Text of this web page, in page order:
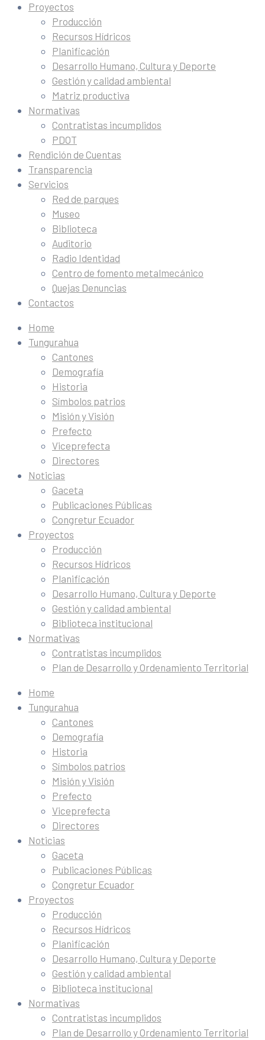
Proyectos
Producción
Recursos Hídricos
Planificación
Desarrollo Humano, Cultura y Deporte
Gestión y calidad ambiental
Matriz productiva
Normativas
Contratistas incumplidos
PDOT
Rendición de Cuentas
Transparencia
Servicios
Red de parques
Museo
Biblioteca
Auditorio
Radio Identidad
Centro de fomento metalmecánico
Quejas Denuncias
Contactos
Home
Tungurahua
Cantones
Demografía
Historia
Símbolos patrios
Misión y Visión
Prefecto
Viceprefecta
Directores
Noticias
Gaceta
Publicaciones Públicas
Congretur Ecuador
Proyectos
Producción
Recursos Hídricos
Planificación
Desarrollo Humano, Cultura y Deporte
Gestión y calidad ambiental
Biblioteca institucional
Normativas
Contratistas incumplidos
Plan de Desarrollo y Ordenamiento Territorial
Home
Tungurahua
Cantones
Demografía
Historia
Símbolos patrios
Misión y Visión
Prefecto
Viceprefecta
Directores
Noticias
Gaceta
Publicaciones Públicas
Congretur Ecuador
Proyectos
Producción
Recursos Hídricos
Planificación
Desarrollo Humano, Cultura y Deporte
Gestión y calidad ambiental
Biblioteca institucional
Normativas
Contratistas incumplidos
Plan de Desarrollo y Ordenamiento Territorial